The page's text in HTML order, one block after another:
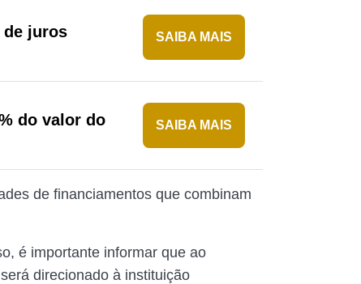
juros
SAIBA MAIS
do valor do
SAIBA MAIS
de financiamentos que combinam
é importante informar que ao
direcionado à instituição